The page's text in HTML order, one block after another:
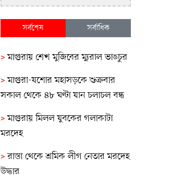
সর্বশেষ সর্বাধিক
>মাগুরায় শেখ মুজিবের ম্যুরাল ভাঙচুর
>মাগুরা-যশোর মহাসড়কে শুক্রবার
সকাল থেকে ৪৮ ঘণ্টা যান চলাচল বন্ধ
>মাগুরায় মিলল যুবকের গলাকাটা
মরদেহ
>রাস্তা থেকে শ্রমিক লীগ নেতার মরদেহ
উদ্ধার